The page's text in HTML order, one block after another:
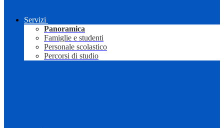
Servizi
Panoramica
Famiglie e studenti
Personale scolastico
Percorsi di studio